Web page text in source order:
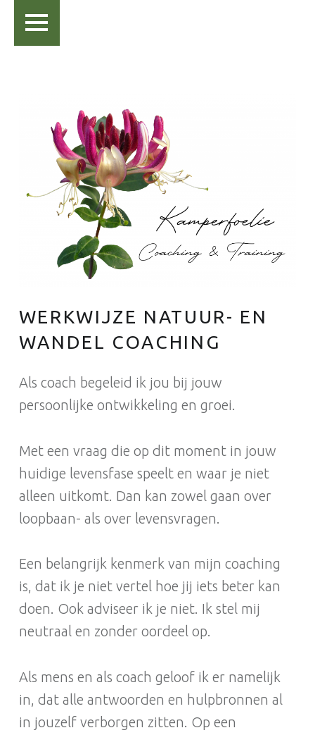
WERKWIJZE NATUUR- EN
WANDEL COACHING
Als coach begeleid ik jou bij jouw
persoonlijke ontwikkeling en groei.
Met een vraag die op dit moment in jouw
huidige levensfase speelt en waar je niet
alleen uitkomt. Dan kan zowel gaan over
loopbaan- als over levensvragen.
Een belangrijk kenmerk van mijn coaching
is, dat ik je niet vertel hoe jij iets beter kan
doen. Ook adviseer ik je niet. Ik stel mij
neutraal en zonder oordeel op.
Als mens en als coach geloof ik er namelijk
in, dat alle antwoorden en hulpbronnen al
in jouzelf verborgen zitten. Op een